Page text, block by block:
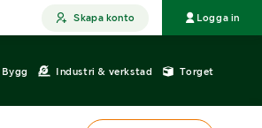
Skapa konto Logga in
Bygg Industri & verkstad Torget